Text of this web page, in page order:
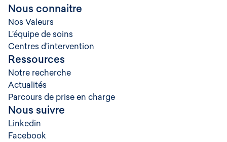
Nous connaitre
Nos Valeurs
L’équipe de soins
Centres d’intervention
Ressources
Notre recherche
Actualités
Parcours de prise en charge
Nous suivre
Linkedin
Facebook